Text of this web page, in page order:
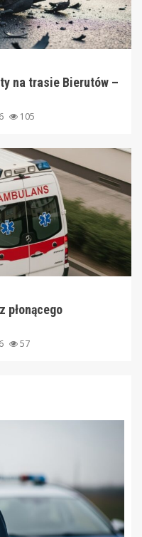
na trasie Bierutów –
105
płonącego
57